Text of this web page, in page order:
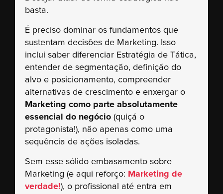
basta.
É preciso dominar os fundamentos que
sustentam decisões de Marketing. Isso
inclui saber diferenciar Estratégia de Tática,
entender de segmentação, definição do
alvo e posicionamento, compreender
alternativas de crescimento e enxergar o
Marketing como parte absolutamente
essencial do negócio (quiçá o
protagonista!), não apenas como uma
sequência de ações isoladas.
Sem esse sólido embasamento sobre
Marketing (e aqui reforço: Marketing de
verdade!), o profissional até entra em